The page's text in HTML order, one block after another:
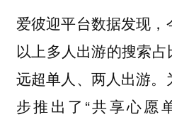
爱彼迎平台数据发现，
以上多人出游的搜索
远超单人、两人出游
步推出了“共享心愿